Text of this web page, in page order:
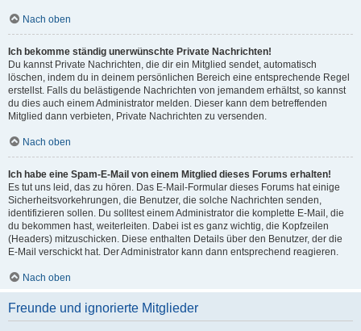
Nach oben
Ich bekomme ständig unerwünschte Private Nachrichten!
Du kannst Private Nachrichten, die dir ein Mitglied sendet, automatisch
löschen, indem du in deinem persönlichen Bereich eine entsprechende Regel
erstellst. Falls du belästigende Nachrichten von jemandem erhältst, so kannst
du dies auch einem Administrator melden. Dieser kann dem betreffenden
Mitglied dann verbieten, Private Nachrichten zu versenden.
Nach oben
Ich habe eine Spam-E-Mail von einem Mitglied dieses Forums erhalten!
Es tut uns leid, das zu hören. Das E-Mail-Formular dieses Forums hat einige
Sicherheitsvorkehrungen, die Benutzer, die solche Nachrichten senden,
identifizieren sollen. Du solltest einem Administrator die komplette E-Mail, die
du bekommen hast, weiterleiten. Dabei ist es ganz wichtig, die Kopfzeilen
(Headers) mitzuschicken. Diese enthalten Details über den Benutzer, der die
E-Mail verschickt hat. Der Administrator kann dann entsprechend reagieren.
Nach oben
Freunde und ignorierte Mitglieder